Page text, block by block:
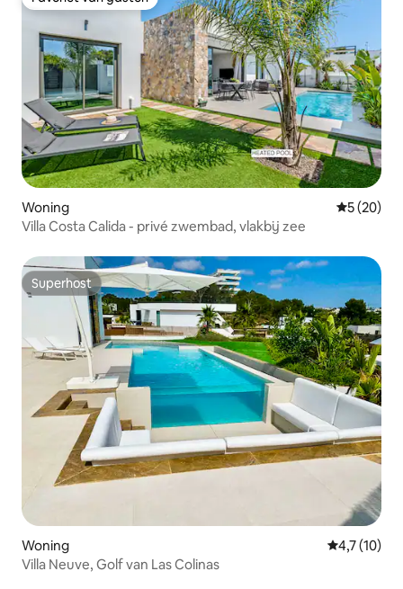
Favoriet van gasten
Woning
5 (20)
Villa Costa Calida - privé zwembad, vlakbij zee
Superhost
Superhost
Woning
4,7 (10)
Villa Neuve, Golf van Las Colinas